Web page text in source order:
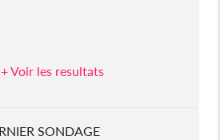
+ Voir les resultats
SONDAGE